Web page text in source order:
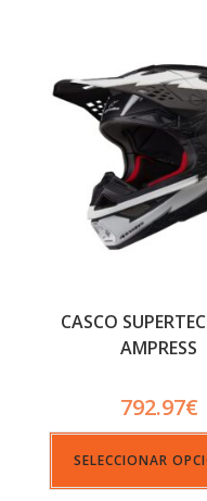
CASCO
AMPRESS
792.97€
SELECCIONAR